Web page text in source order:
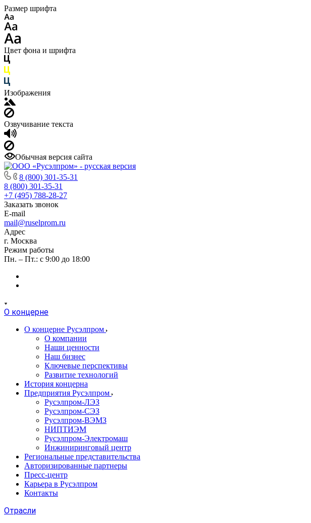
Размер шрифта
Цвет фона и шрифта
Изображения
Озвучивание текста
Обычная версия сайта
8 (800) 301-35-31
8 (800) 301-35-31
+7 (495) 788-28-27
Заказать звонок
E-mail
mail@ruselprom.ru
Адрес
г. Москва
Режим работы
Пн. – Пт.: с 9:00 до 18:00
О концерне
О концерне Русэлпром
О компании
Наши ценности
Наш бизнес
Ключевые перспективы
Развитие технологий
История концерна
Предприятия Русэлпром
Русэлпром-ЛЭЗ
Русэлпром-СЭЗ
Русэлпром-ВЭМЗ
НИПТИЭМ
Русэлпром-Электромаш
Инжиниринговый центр
Региональные представительства
Авторизированные партнеры
Пресс-центр
Карьера в Русэлпром
Контакты
Отрасли